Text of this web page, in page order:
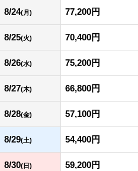
8/24(月) 77,200円
8/25(火) 70,400円
8/26(水) 75,200円
8/27(木) 66,800円
8/28(金) 57,100円
8/29(土) 54,400円
8/30(日) 59,200円